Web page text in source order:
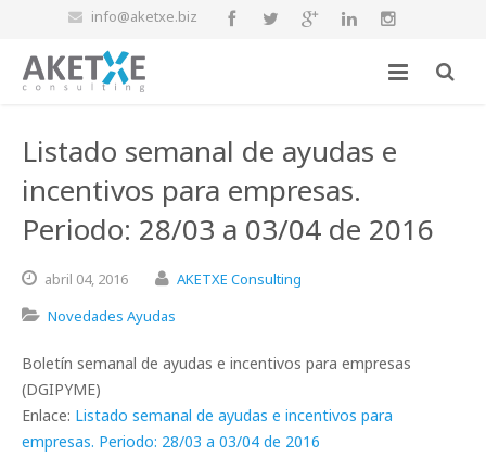
info@aketxe.biz
Listado semanal de ayudas e
incentivos para empresas.
Periodo: 28/03 a 03/04 de 2016
abril 04, 2016
AKETXE Consulting
Novedades Ayudas
Boletín semanal de ayudas e incentivos para empresas
(DGIPYME)
Enlace: Listado semanal de ayudas e incentivos para
empresas. Periodo: 28/03 a 03/04 de 2016